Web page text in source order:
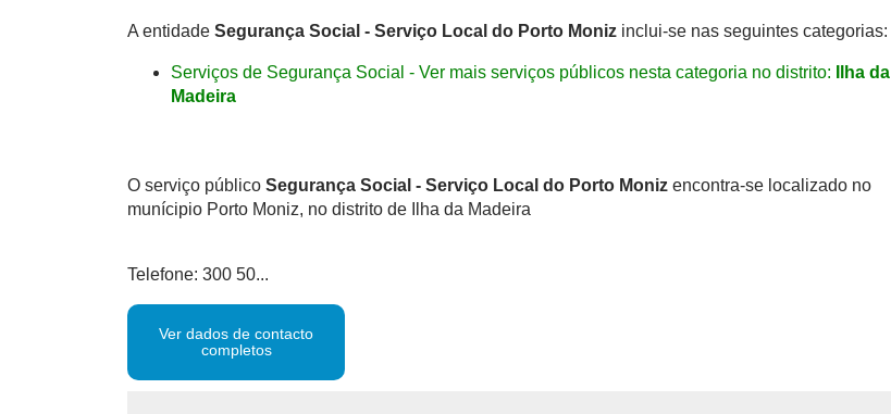
A entidade Segurança Social - Serviço Local do Porto Moniz inclui-se nas seguintes categorias:
Serviços de Segurança Social - Ver mais serviços públicos nesta categoria no distrito:
Ilha da
Madeira
O serviço público Segurança Social - Serviço Local do Porto Moniz encontra-se localizado no
munícipio Porto Moniz, no distrito de Ilha da Madeira
Telefone: 300 50...
Ver dados de contacto
completos